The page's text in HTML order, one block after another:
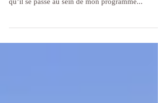
dernière, je vous partage un nouvel aperçu de ce